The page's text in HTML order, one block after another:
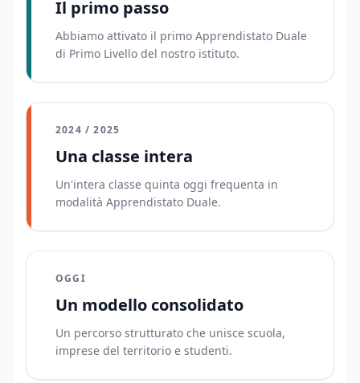
Il primo passo
Abbiamo attivato il primo Apprendistato Duale
di Primo Livello del nostro istituto.
2024 / 2025
Una classe intera
Un'intera classe quinta oggi frequenta in
modalità Apprendistato Duale.
OGGI
Un modello consolidato
Un percorso strutturato che unisce scuola,
imprese del territorio e studenti.